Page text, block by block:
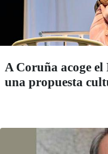
A Coruña acoge
una propuesta